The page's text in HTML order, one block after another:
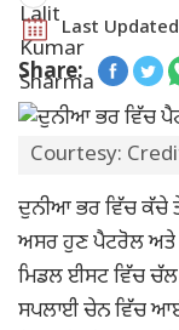
Last Updated
Share:
Courtesy:
ਦੁਨੀਆ ਭਰ ਵਿੱਚ ਕੱਚੇ
ਅਸਰ ਹੁਣ ਪੈਟਰੋਲ ਅਤੇ
ਮਿਡਲ ਈਸਟ ਵਿੱਚ ਚੱਲ
ਸਪਲਾਈ ਚੇਨ ਵਿੱਚ